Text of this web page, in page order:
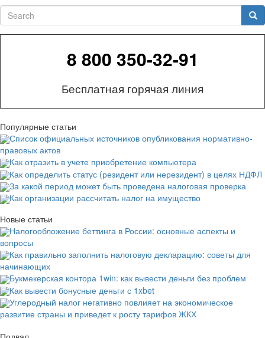
Search
8 800 350-32-91
Бесплатная горячая линия
Популярные статьи
Список официальных источников опубликования нормативно-
правовых актов
Как отразить в учете приобретение компьютера
Как определить статус (резидент или нерезидент) в целях НДФЛ
За какой период может быть проведена налоговая проверка
Как организации рассчитать налог на имущество
Новые статьи
Налогообложение беттинга в России: основные аспекты и
вопросы
Как правильно заполнить налоговую декларацию: советы для
начинающих
Букмекерская контора 1win: как вывести деньги без проблем
Как вывести бонусные деньги с 1xbet
Углеродный налог негативно повлияет на экономическое
развитие страны и приведет к росту тарифов ЖКХ